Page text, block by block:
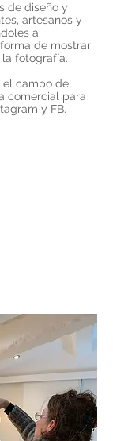
de diseño y
artesanos y
a
de mostrar
fotografía.
campo del
comercial para
y FB.